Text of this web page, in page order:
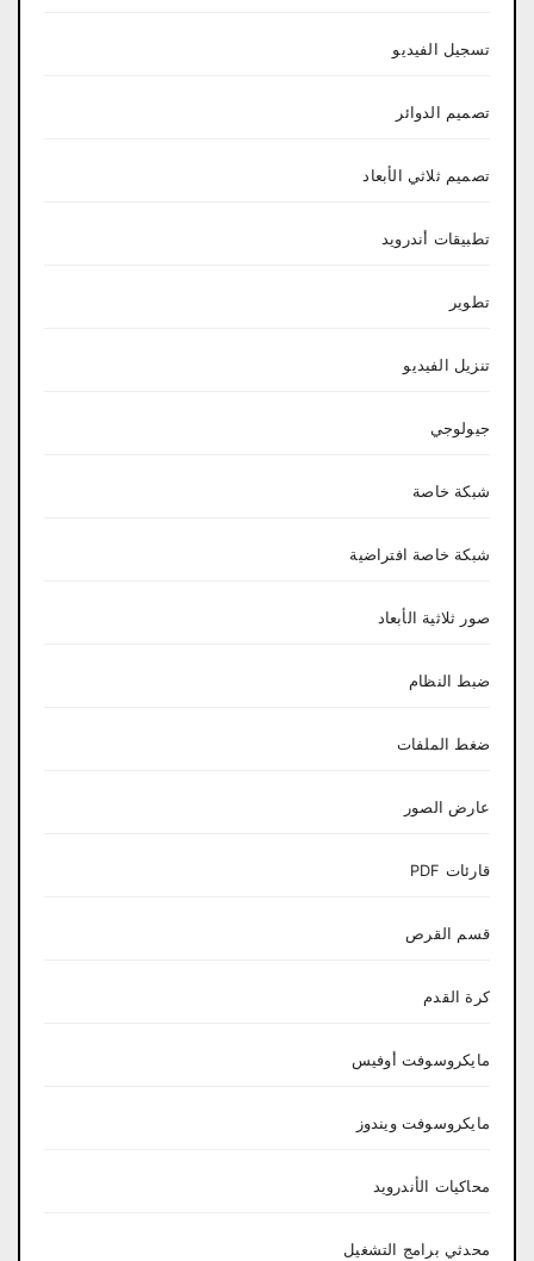
تسجيل الفيديو
تصميم الدوائر
تصميم ثلاثي الأبعاد
تطبيقات أندرويد
تطوير
تنزيل الفيديو
جيولوجي
شبكة خاصة
شبكة خاصة افتراضية
صور ثلاثية الأبعاد
ضبط النظام
ضغط الملفات
عارض الصور
قارئات PDF
قسم القرص
كرة القدم
مايكروسوفت أوفيس
مايكروسوفت ويندوز
محاكيات الأندرويد
محدثي برامج التشغيل